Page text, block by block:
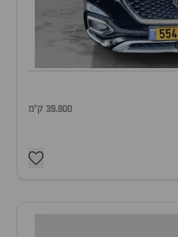
39,800 ק"מ